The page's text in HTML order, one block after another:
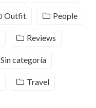
Outfit People
Reviews
Sin categoría
Travel